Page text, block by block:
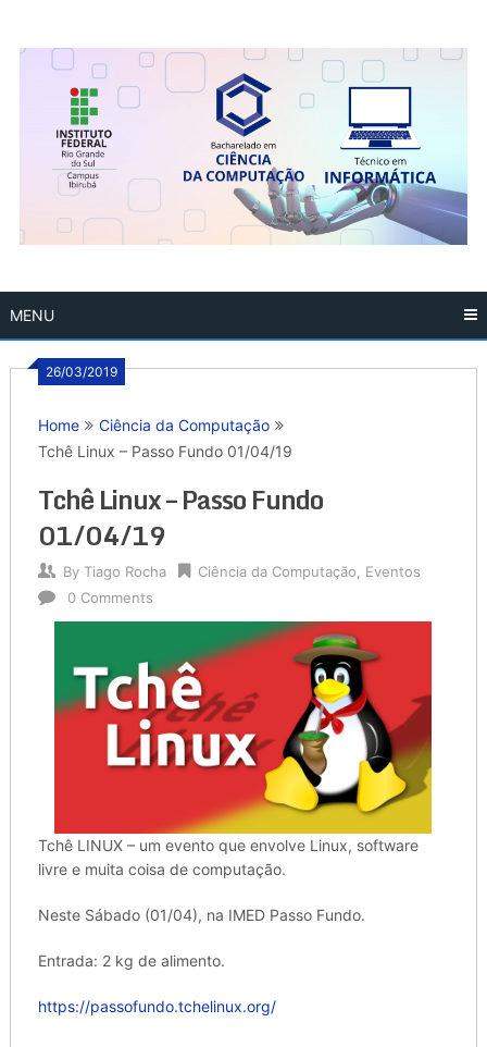
MENU
26/03/2019
Home
Ciência da Computação
Tchê Linux – Passo Fundo 01/04/19
Tchê Linux – Passo Fundo
01/04/19
By Tiago Rocha Ciência da Computação
Eventos
0 Comments
Tchê LINUX – um evento que envolve Linux, software
livre e muita coisa de computação.
Neste Sábado (01/04), na IMED Passo Fundo.
Entrada: 2 kg de alimento.
https://passofundo.tchelinux.org/